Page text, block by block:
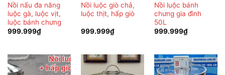
Nồi nấu đa năng
luộc gà, luộc vịt,
luộc bánh chưng
999.999₫
Nồi luộc giò chả,
luộc thịt, hấp giò
999.999₫
Nồi luộc bánh
chưng gia đình
50L
999.999₫